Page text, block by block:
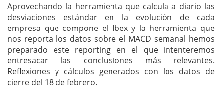
Aprovechando la herramienta que calcula a diario las
desviaciones estándar en la evolución de cada
empresa que compone el Ibex y la herramienta que
nos reporta los datos sobre el MACD semanal hemos
preparado este reporting en el que intenteremos
entresacar las conclusiones más relevantes.
Reflexiones y cálculos generados con los datos de
cierre del 18 de febrero.